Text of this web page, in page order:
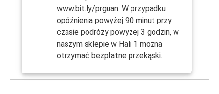
www.bit.ly/prguan. W przypadku
opóźnienia powyżej 90 minut przy
czasie podróży powyżej 3 godzin, w
naszym sklepie w Hali 1 można
otrzymać bezpłatne przekąski.